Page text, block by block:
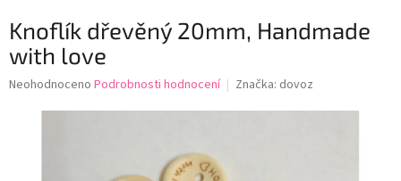
Knoflík dřevěný 20mm, Handmade
with love
Průměrné
Neohodnoceno Podrobnosti hodnocení Značka: dovoz